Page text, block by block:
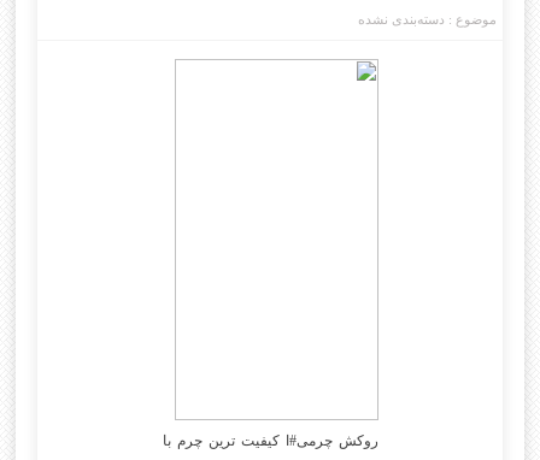
موضوع : دسته‌بندی نشده
روکش چرمی#ا کیفیت ترین چرم با